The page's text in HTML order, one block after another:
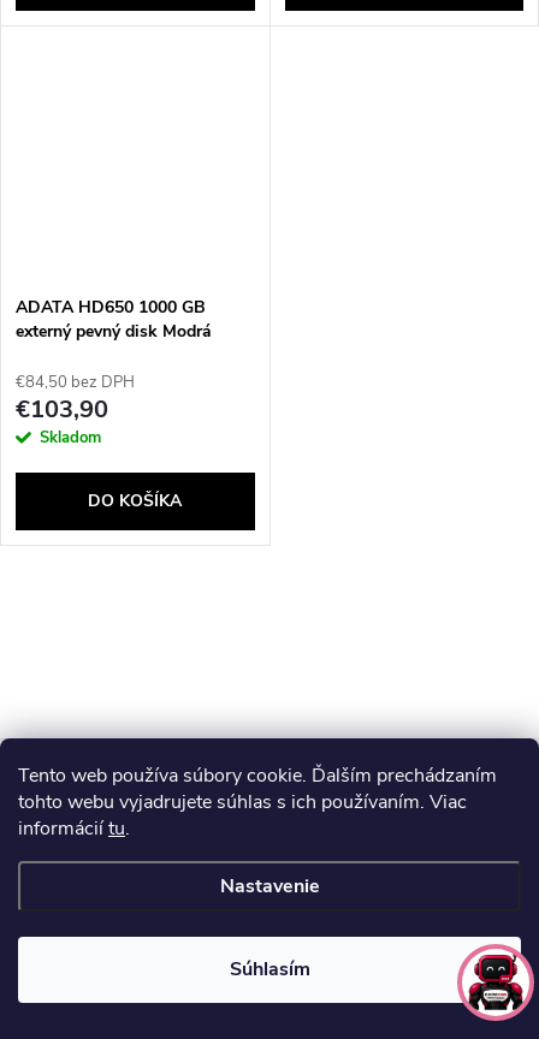
Tento web používa súbory cookie. Ďalším prechádzaním
tohto webu vyjadrujete súhlas s ich používaním. Viac
informáciítu.
Nastavenie
Súhlasím
ADATA HD650 1000 GB
externý pevný disk Modrá
€84,50 bez DPH
€103,90
Skladom
DO KOŠÍKA
l
á
d
a
c
i
e
Z
á
p
ä